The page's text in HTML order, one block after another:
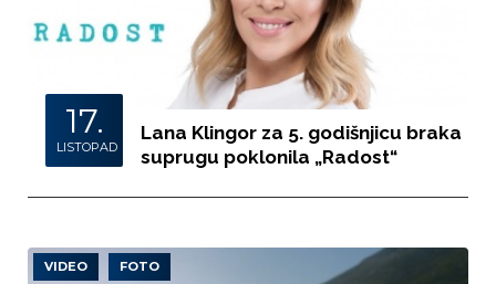
17.
LISTOPAD
Lana Klingor za 5. godišnjicu braka
suprugu poklonila „Radost“
VIDEO FOTO